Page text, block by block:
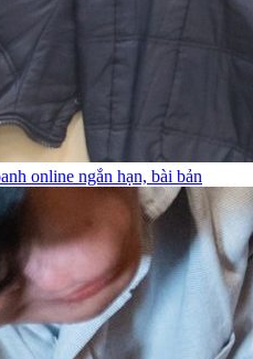
online ngắn hạn, bài bản